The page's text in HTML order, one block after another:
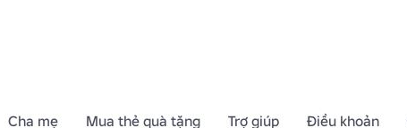
Cha mẹ Mua thẻ quà tặng Trợ giúp Điều khoản